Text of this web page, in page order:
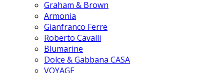
Graham & Brown
Armonia
Gianfranco Ferre
Roberto Cavalli
Blumarine
Dolce & Gabbana CASA
VOYAGE